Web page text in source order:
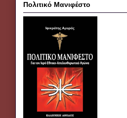
Πολιτικό Μανιφέστο